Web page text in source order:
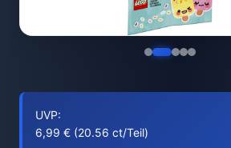
UVP:
6,99 € (20.56 ct/Teil)